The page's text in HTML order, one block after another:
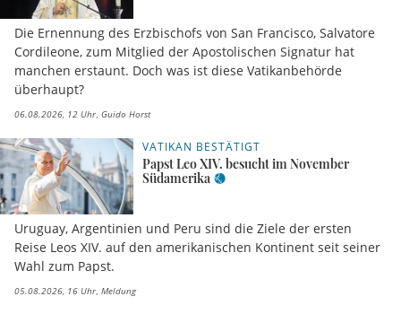
Die Ernennung des Erzbischofs von San Francisco, Salvatore
Cordileone, zum Mitglied der Apostolischen Signatur hat
manchen erstaunt. Doch was ist diese Vatikanbehörde
überhaupt?
06.08.2026, 12 Uhr Guido Horst
VATIKAN BESTÄTIGT
Papst Leo XIV. besucht im November
Südamerika
Uruguay, Argentinien und Peru sind die Ziele der ersten
Reise Leos XIV. auf den amerikanischen Kontinent seit seiner
Wahl zum Papst.
05.08.2026, 16 Uhr Meldung